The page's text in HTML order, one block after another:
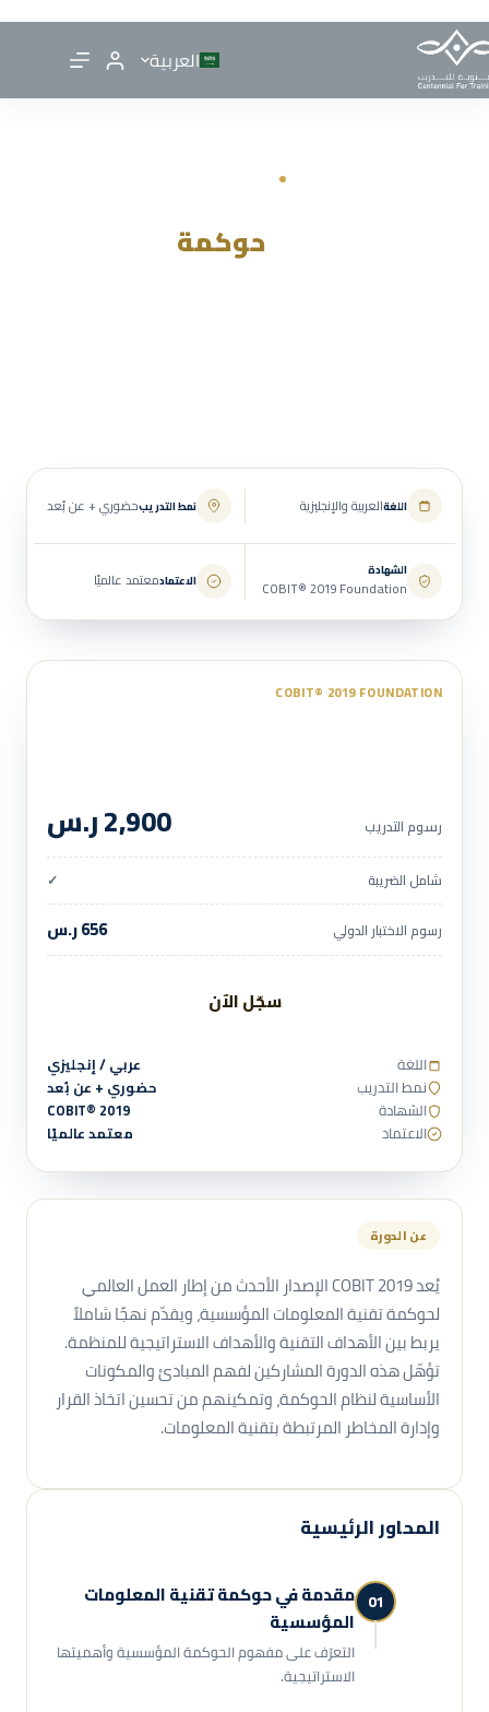
العربية
دورة معتمدة
حوكمة
المعلومات
اللغةالعربية والإنجليزية نمط التدريبحضوري + عن بُعد
الشهادة
COBIT® 2019 Foundation الاعتمادمعتمد عالميًا
عن الدورة
يُعد COBIT 2019 الإصدار الأحدث من إطار العمل العالمي
لحوكمة تقنية المعلومات المؤسسية، ويقدّم نهجًا شاملاً
يربط بين الأهداف التقنية والأهداف الاستراتيجية للمنظمة.
تؤهّل هذه الدورة المشاركين لفهم المبادئ والمكونات
الأساسية لنظام الحوكمة، وتمكينهم من تحسين اتخاذ القرار
وإدارة المخاطر المرتبطة بتقنية المعلومات.
المحاور الرئيسية
01 مقدمة في حوكمة تقنية المعلومات
المؤسسية
التعرّف على مفهوم الحوكمة المؤسسية وأهميتها
الاستراتيجية.
COBIT® 2019 FOUNDATION
رسوم التدريب 2,900 ر.س
شامل الضريبة
✓
رسوم الاختبار الدولي
656 ر.س
سجّل الآن
اللغة
عربي / إنجليزي
نمط التدريب
حضوري + عن بُعد
الشهادة
COBIT® 2019
الاعتماد
معتمد عالميًا